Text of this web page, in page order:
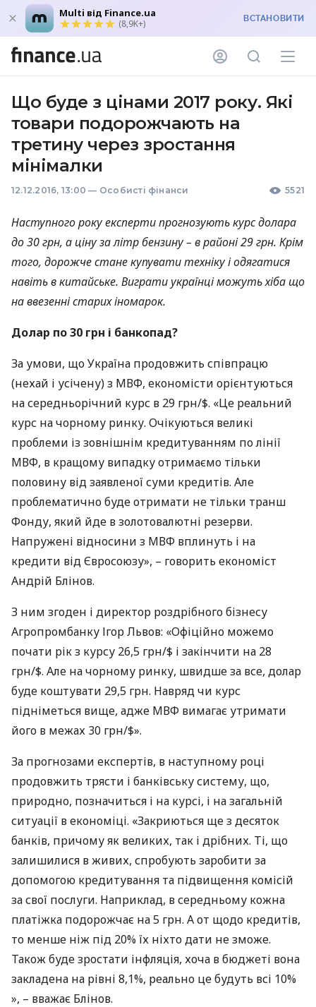
Multi від Finance.ua
(8,9K+) ВСТАНОВИТИ
Що буде з цінами 2017 року. Які
товари подорожчають на
третину через зростання
мінімалки
12.12.2016, 13:00 — Особисті фінанси 5521
Наступного року експерти прогнозують курс долара
до 30 грн, а ціну за літр бензину – в районі 29 грн. Крім
того, дорожче стане купувати техніку і одягатися
навіть в китайське. Виграти українці можуть хіба що
на ввезенні старих іномарок.
Долар по 30 грн і банкопад?
За умови, що Україна продовжить співпрацю
(нехай і усічену) з МВФ, економісти орієнтуються
на середньорічний курс в 29 грн/$. «Це реальний
курс на чорному ринку. Очікуються великі
проблеми із зовнішнім кредитуванням по лінії
МВФ, в кращому випадку отримаємо тільки
половину від заявленої суми кредитів. Але
проблематично буде отримати не тільки транш
Фонду, який йде в золотовалютні резерви.
Напружені відносини з МВФ вплинуть і на
кредити від Євросоюзу», – говорить економіст
Андрій Блінов.
З ним згоден і директор роздрібного бізнесу
Агропромбанку Ігор Львов: «Офіційно можемо
почати рік з курсу 26,5 грн/$ і закінчити на 28
грн/$. Але на чорному ринку, швидше за все, долар
буде коштувати 29,5 грн. Навряд чи курс
підніметься вище, адже МВФ вимагає утримати
його в межах 30 грн/$».
За прогнозами експертів, в наступному році
продовжить трясти і банківську систему, що,
природно, позначиться і на курсі, і на загальній
ситуації в економіці. «Закриються ще з десяток
банків, причому як великих, так і дрібних. Ті, що
залишилися в живих, спробують заробити за
допомогою кредитування та підвищення комісій
за свої послуги. Наприклад, в середньому кожна
платіжка подорожчає на 5 грн. А от щодо кредитів,
то менше ніж під 20% їх ніхто дати не зможе.
Також буде зростати інфляція, хоча в бюджеті вона
закладена на рівні 8,1%, реально це будуть всі 10%
», – вважає Блінов.